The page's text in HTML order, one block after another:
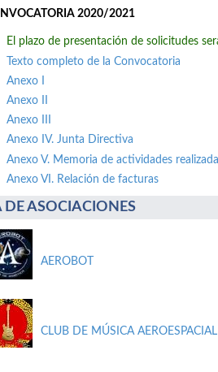
2020/2021
El plazo de presentación de solicitudes
Texto completo de la Convocatoria
Anexo I
Anexo II
Anexo III
Anexo IV. Junta Directiva
Anexo V. Memoria de actividades
Anexo VI. Relación de facturas
DE ASOCIACIONES
AEROBOT
CLUB DE MÚSICA AEROESPACIAL